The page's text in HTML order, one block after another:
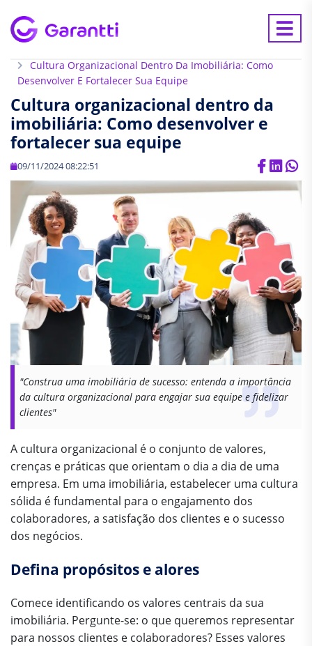
Cultura Organizacional Dentro Da Imobiliária: Como
Desenvolver E Fortalecer Sua Equipe
Cultura organizacional dentro da
imobiliária: Como desenvolver e
fortalecer sua equipe
09/11/2024 08:22:51
"Construa uma imobiliária de sucesso: entenda a importância
da cultura organizacional para engajar sua equipe e fidelizar
clientes"
A cultura organizacional é o conjunto de valores,
crenças e práticas que orientam o dia a dia de uma
empresa. Em uma imobiliária, estabelecer uma cultura
sólida é fundamental para o engajamento dos
colaboradores, a satisfação dos clientes e o sucesso
dos negócios.
Defina propósitos e alores
Comece identificando os valores centrais da sua
imobiliária. Pergunte-se: o que queremos representar
para nossos clientes e colaboradores? Esses valores